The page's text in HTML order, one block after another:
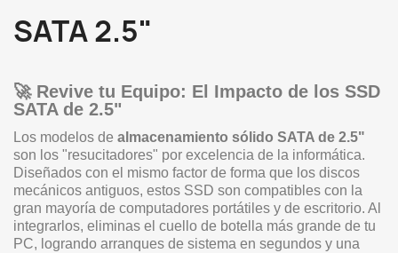
SATA 2.5"
🚀 Revive tu Equipo: El Impacto de los SSD
SATA de 2.5"
Los modelos de almacenamiento sólido SATA de 2.5"
son los "resucitadores" por excelencia de la informática.
Diseñados con el mismo factor de forma que los discos
mecánicos antiguos, estos SSD son compatibles con la
gran mayoría de computadores portátiles y de escritorio. Al
integrarlos, eliminas el cuello de botella más grande de tu
PC, logrando arranques de sistema en segundos y una